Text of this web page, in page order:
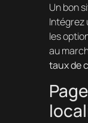
Un bon
Intégrez
les
au
taux de